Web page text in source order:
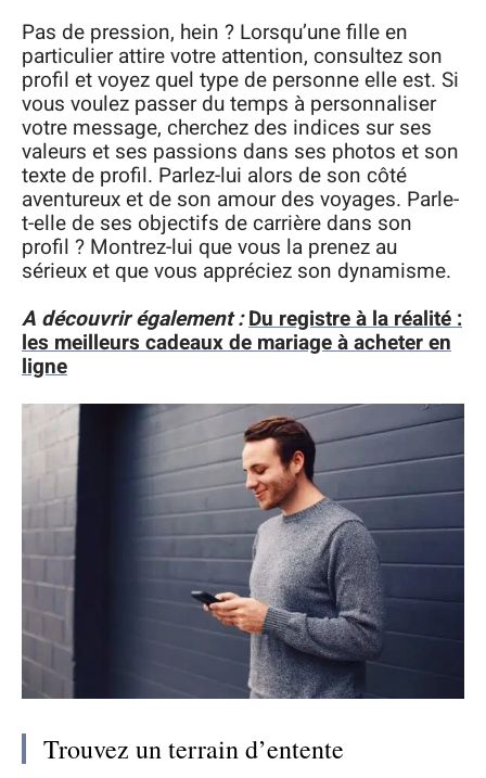
Pas de pression, hein ? Lorsqu’une fille en
particulier attire votre attention, consultez son
profil et voyez quel type de personne elle est. Si
vous voulez passer du temps à personnaliser
votre message, cherchez des indices sur ses
valeurs et ses passions dans ses photos et son
texte de profil. Parlez-lui alors de son côté
aventureux et de son amour des voyages. Parle-
t-elle de ses objectifs de carrière dans son
profil ? Montrez-lui que vous la prenez au
sérieux et que vous appréciez son dynamisme.
A découvrir également :Du registre à la réalité :
les meilleurs cadeaux de mariage à acheter en
ligne
Trouvez un terrain d’entente